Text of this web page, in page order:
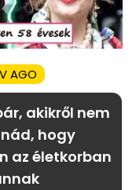
AGO
akikről nem
hogy
az életkorban